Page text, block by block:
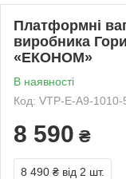
Платформні
виробника
«ЕКОНОМ»
В наявності
Код: VTP-E-A9-1010-
8 590 ₴
8 490 ₴ від 2 шт.